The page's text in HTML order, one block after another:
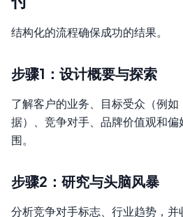
结构化的流程确保成功的结果。
步骤1：设计概要与探索
了解客户的业务、目标受众（例
据）、竞争对手、品牌价值观和
围。
步骤2：研究与头脑风暴
分析竞争对手标志、行业趋势，